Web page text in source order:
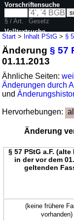
Start > Inhalt PStG > §
Änderung§ 57
01.11.2013
Ähnliche Seiten:
Änderungen durch
und
Hervorhebungen:
Änderung
§ 57 PStG a.F.
in der vor dem
geltenden
(keine frühere
vorhanden)
Vorschriftensuche
§ / Art.
Gesetz
Volltextsuche
nur in PStG